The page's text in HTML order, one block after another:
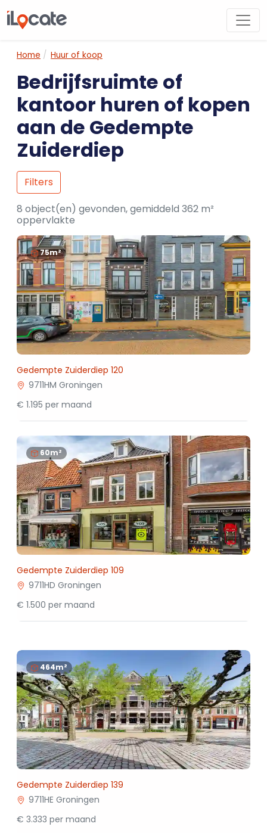
Home Huur of koop
Bedrijfsruimte of
kantoor huren of kopen
aan de Gedempte
Zuiderdiep
Filters
8 object(en) gevonden, gemiddeld 362 m²
oppervlakte
75m²
Gedempte Zuiderdiep 120
9711HM Groningen
€ 1.195 per maand
60m²
Gedempte Zuiderdiep 109
9711HD Groningen
€ 1.500 per maand
464m²
Gedempte Zuiderdiep 139
9711HE Groningen
€ 3.333 per maand